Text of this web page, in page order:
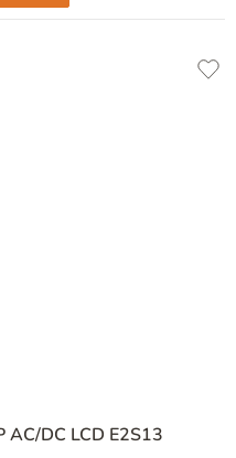
AC/DC LCD E2S13